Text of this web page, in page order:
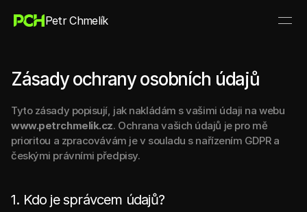
Petr Chmelík
Zásady ochrany osobních údajů
www.petrchmelik.cz. Ochrana vašich údajů je pro mě
prioritou a zpracovávám je v souladu s nařízením GDPR a
českými právními předpisy.
1. Kdo je správcem údajů?